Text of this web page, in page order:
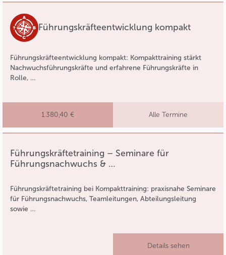
Führungskräfteentwicklung kompakt
Führungskräfteentwicklung kompakt: Kompakttraining stärkt
Nachwuchsführungskräfte und erfahrene Führungskräfte in
Rolle, …
1.380,40 € Alle Termine
Führungskräftetraining – Seminare für
Führungsnachwuchs & …
Führungskräftetraining bei Kompakttraining: praxisnahe Seminare
für Führungsnachwuchs, Teamleitungen, Abteilungsleitung
sowie …
Details sehen